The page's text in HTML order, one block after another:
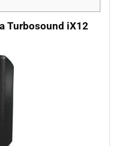
Turbosound iX12